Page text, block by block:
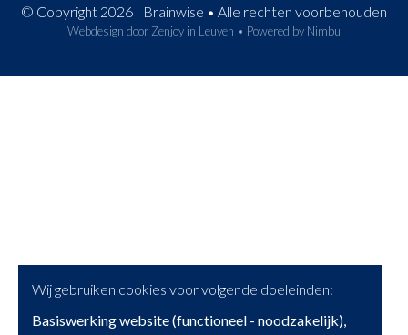
© Copyright 2026 | Brainwise • Alle rechten voorbehouden
Webdesign door Zenjoy in Leuven • Powered by Nimbu
Wij gebruiken cookies voor volgende doeleinden:
Basiswerking website (functioneel - noodzakelijk),